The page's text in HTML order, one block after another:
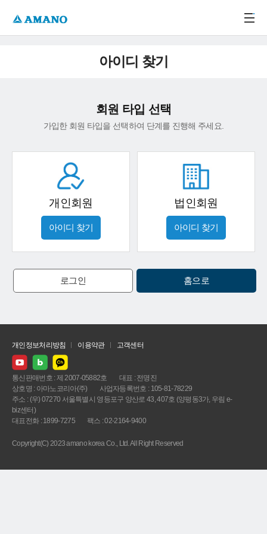
아이디 찾기
회원 타입 선택
가입한 회원 타입을 선택하여 단계를 진행해 주세요.
개인회원
아이디 찾기
법인회원
아이디 찾기
로그인 홈으로
개인정보처리방침 이용약관 고객센터
통신판매번호 : 제 2007-05882호
대표 : 전명진
상호명 : 아마노코리아(주)
사업자등록번호 : 105-81-78229
주소 : (우) 07270 서울특별시 영등포구 양산로 43, 407호 (양평동3가, 우림 e-
biz센터)
대표전화 : 1899-7275
팩스 : 02-2164-9400
Copyright(C) 2023 amano korea Co., Ltd. All Right Reserved